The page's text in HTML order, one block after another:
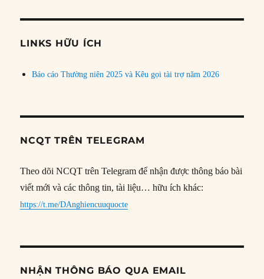
đề
LINKS HỮU ÍCH
Báo cáo Thường niên 2025 và Kêu gọi tài trợ năm 2026
NCQT TRÊN TELEGRAM
Theo dõi NCQT trên Telegram để nhận được thông báo bài
viết mới và các thông tin, tài liệu… hữu ích khác:
https://t.me/DAnghiencuuquocte
NHẬN THÔNG BÁO QUA EMAIL